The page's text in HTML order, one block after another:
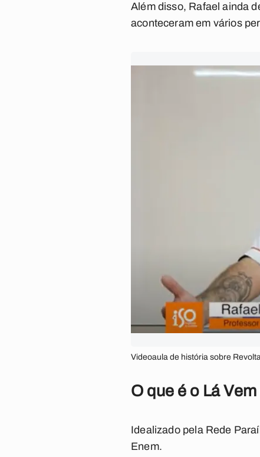
Além disso, Rafael ainda
aconteceram em vários
Videoaula de história sobre
O que é o Lá
Idealizado pela Rede
Enem.